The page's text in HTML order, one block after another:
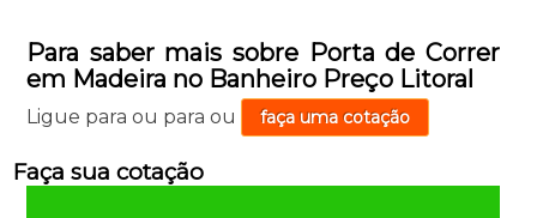
Para saber mais sobre Porta de Correr
em Madeira no Banheiro Preço Litoral
Ligue para ou para ou faça uma cotação
Faça sua cotação